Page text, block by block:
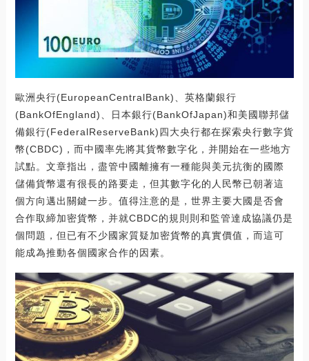
歐洲央行(EuropeanCentralBank)、英格蘭銀行
(BankOfEngland)、日本銀行(BankOfJapan)和美國聯邦儲
備銀行(FederalReserveBank)四大央行都在探索央行數字貨
幣(CBDC)，而中國率先將其貨幣數字化，并開始在一些地方
試點。文章指出，盡管中國離擁有一種能與美元抗衡的國際
儲備貨幣還有很長的路要走，但其數字化的人民幣已朝著這
個方向邁出關鍵一步。值得注意的是，世界主要大國是否會
合作取締加密貨幣，并就CBDC的規則則和監管達成協議仍是
個問題，但已有不少國家質疑加密貨幣的真實價值，而這可
能成為推動各個國家合作的因素。